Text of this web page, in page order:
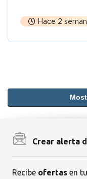
Hace 2
Crear alerta
Recibe ofertas en